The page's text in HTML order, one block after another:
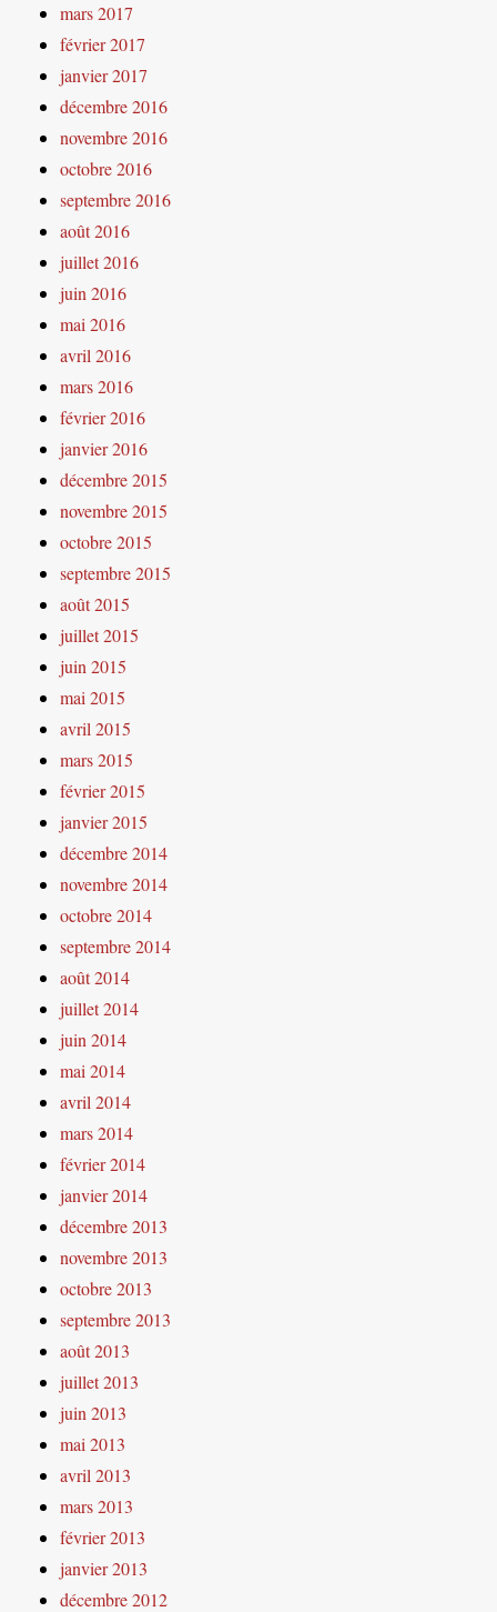
mars 2017
février 2017
janvier 2017
décembre 2016
novembre 2016
octobre 2016
septembre 2016
août 2016
juillet 2016
juin 2016
mai 2016
avril 2016
mars 2016
février 2016
janvier 2016
décembre 2015
novembre 2015
octobre 2015
septembre 2015
août 2015
juillet 2015
juin 2015
mai 2015
avril 2015
mars 2015
février 2015
janvier 2015
décembre 2014
novembre 2014
octobre 2014
septembre 2014
août 2014
juillet 2014
juin 2014
mai 2014
avril 2014
mars 2014
février 2014
janvier 2014
décembre 2013
novembre 2013
octobre 2013
septembre 2013
août 2013
juillet 2013
juin 2013
mai 2013
avril 2013
mars 2013
février 2013
janvier 2013
décembre 2012